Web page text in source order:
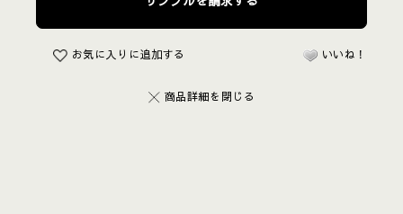
お気に入りに追加する いいね！
商品詳細を閉じる